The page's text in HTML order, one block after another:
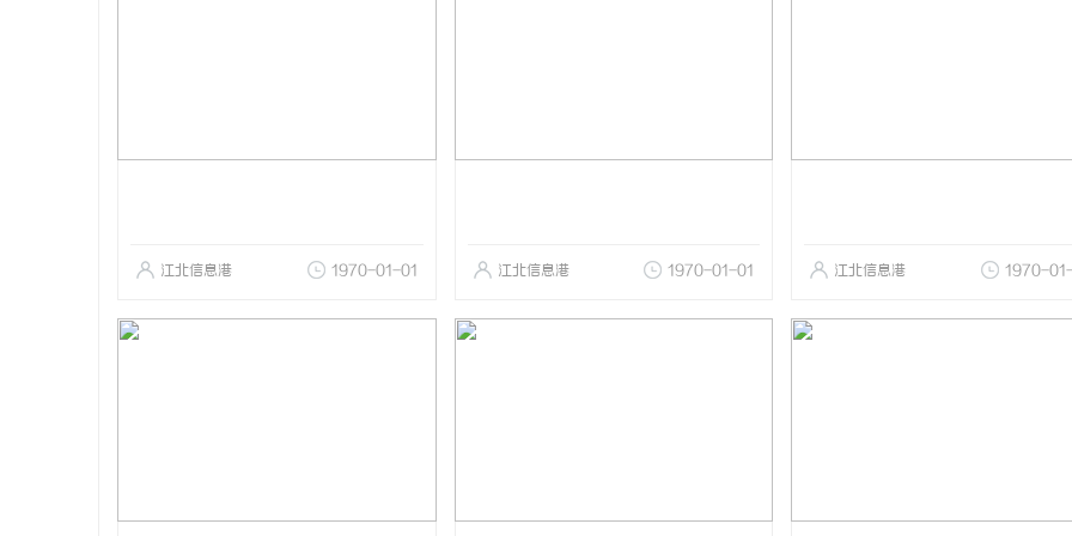
江北信息港 1970-01-01 江北信息港 1970-01-01 江北信息港 1970-